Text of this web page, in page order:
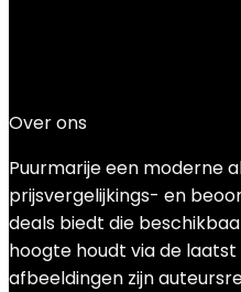
Over ons
Puurmarije een moderne
prijsvergelijkings- en
deals biedt die
hoogte houdt via de
afbeeldingen zijn